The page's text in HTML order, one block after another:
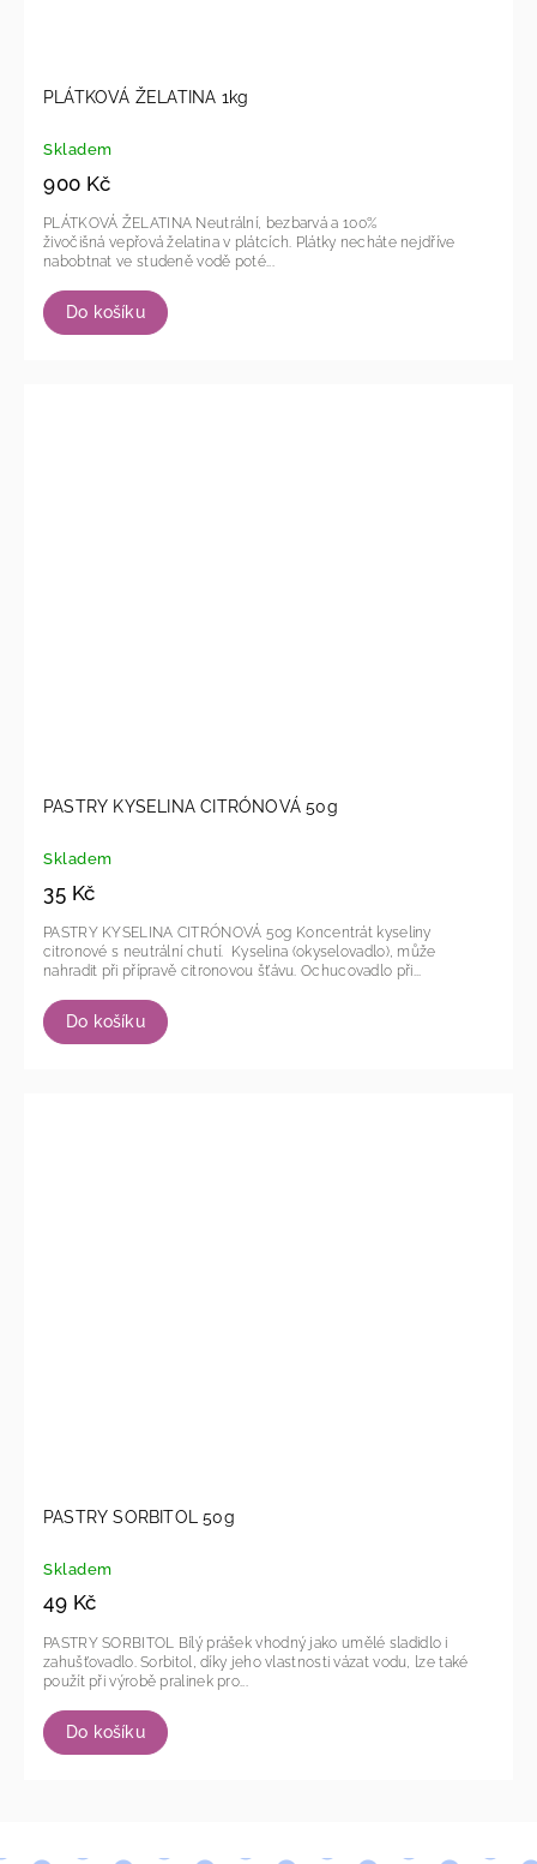
PLÁTKOVÁ ŽELATINA 1kg
Skladem
900 Kč
Do košíku
PLÁTKOVÁ ŽELATINA Neutrální, bezbarvá a 100%
živočišná vepřová želatina v plátcích. Plátky necháte nejdříve
nabobtnat ve studeně vodě poté...
PASTRY KYSELINA CITRÓNOVÁ 50g
Skladem
35 Kč
Do košíku
PASTRY KYSELINA CITRÓNOVÁ 50g Koncentrát kyseliny
citronové s neutrální chutí. Kyselina (okyselovadlo), může
nahradit při přípravě citronovou šťávu. Ochucovadlo při...
PASTRY SORBITOL 50g
Skladem
49 Kč
Do košíku
PASTRY SORBITOL Bílý prášek vhodný jako umělé sladidlo i
zahušťovadlo. Sorbitol, díky jeho vlastnosti vázat vodu, lze také
použít při výrobě pralinek pro...